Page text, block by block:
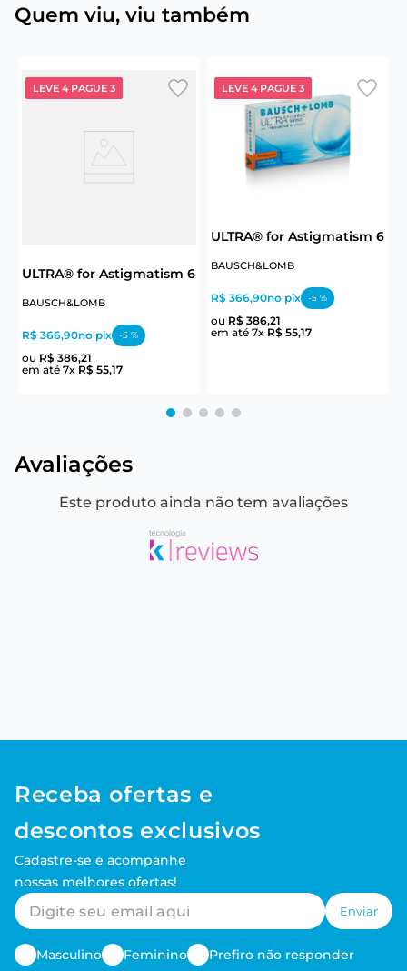
Quem viu, viu também
LEVE 4 PAGUE 3
ULTRA® for Astigmatism 6
BAUSCH&LOMB
R$ 366,90no pix -5 %
ou R$ 386,21
em até 7x R$ 55,17
LEVE 4 PAGUE 3
ULTRA® for Astigmatism 6
BAUSCH&LOMB
R$ 366,90no pix -5 %
ou R$ 386,21
em até 7x R$ 55,17
Avaliações
Este produto ainda não tem avaliações
Receba ofertas e
descontos exclusivos
Cadastre-se e acompanhe
nossas melhores ofertas!
Enviar
Masculino Feminino Prefiro não responder